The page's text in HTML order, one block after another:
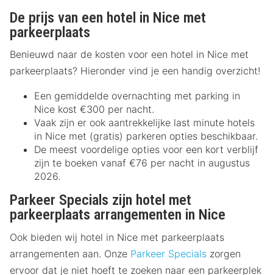
De prijs van een hotel in Nice met
parkeerplaats
Benieuwd naar de kosten voor een hotel in Nice met
parkeerplaats? Hieronder vind je een handig overzicht!
Een gemiddelde overnachting met parking in
Nice kost €300 per nacht.
Vaak zijn er ook aantrekkelijke last minute hotels
in Nice met (gratis) parkeren opties beschikbaar.
De meest voordelige opties voor een kort verblijf
zijn te boeken vanaf €76 per nacht in augustus
2026.
Parkeer Specials zijn hotel met
parkeerplaats arrangementen in Nice
Ook bieden wij hotel in Nice met parkeerplaats
arrangementen aan. Onze Parkeer Specials zorgen
ervoor dat je niet hoeft te zoeken naar een parkeerplek